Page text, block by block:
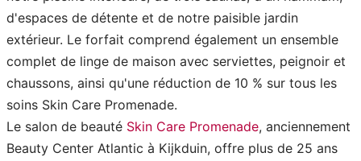
d'espaces de détente et de notre paisible jardin
extérieur. Le forfait comprend également un ensemble
complet de linge de maison avec serviettes, peignoir et
chaussons, ainsi qu'une réduction de 10 % sur tous les
soins Skin Care Promenade.
Le salon de beauté Skin Care Promenade, anciennement
Beauty Center Atlantic à Kijkduin, offre plus de 25 ans